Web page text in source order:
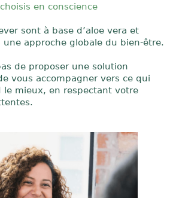
en conscience
sont à base d’aloe vera et
une approche globale du bien-être.
de proposer une solution
vous accompagner vers ce qui
le mieux, en respectant votre